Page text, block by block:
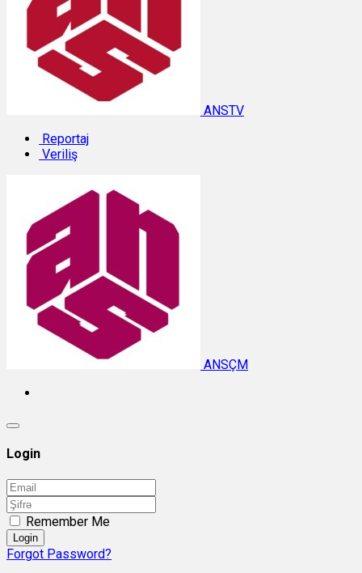
ANSTV
Reportaj
Veriliş
ANSÇM
Login
Remember Me
Login
Forgot Password?